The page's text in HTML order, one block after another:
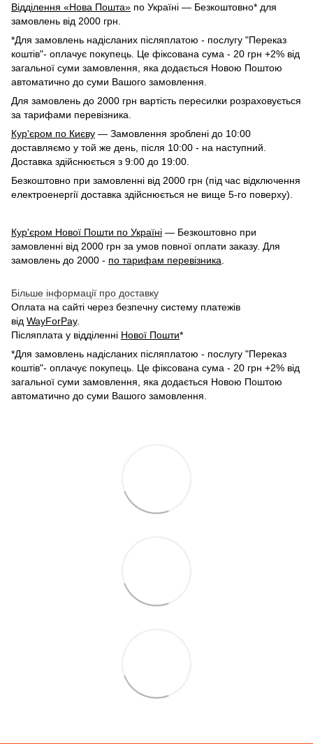
Відділення «Нова Пошта» по Україні — Безкоштовно* для
замовлень від 2000 грн.
*Для замовлень надісланих післяплатою - послугу "Переказ
коштів"- оплачує покупець. Це фіксована сума - 20 грн +2% від
загальної суми замовлення, яка додається Новою Поштою
автоматично до суми Вашого замовлення.
Для замовлень до 2000 грн вартість пересилки розраховується
за тарифами перевізника.
Кур'єром по Києву — Замовлення зроблені до 10:00
доставляємо у той же день, після 10:00 - на наступний.
Доставка здійснюється з 9:00 до 19:00.
Безкоштовно при замовленні від 2000 грн (під час відключення
електроенергії доставка здійснюється не вище 5-го поверху).
Кур'єром Нової Пошти по Україні — Безкоштовно при
замовленні від 2000 грн за умов повної оплати заказу. Для
замовлень до 2000 - по тарифам перевізника
Більше інформації про доставку
Оплата на сайті через безпечну систему платежів
від WayForPay.
Післяплата у відділенні Нової Пошти*
*Для замовлень надісланих післяплатою - послугу "Переказ
коштів"- оплачує покупець. Це фіксована сума - 20 грн +2% від
загальної суми замовлення, яка додається Новою Поштою
автоматично до суми Вашого замовлення.